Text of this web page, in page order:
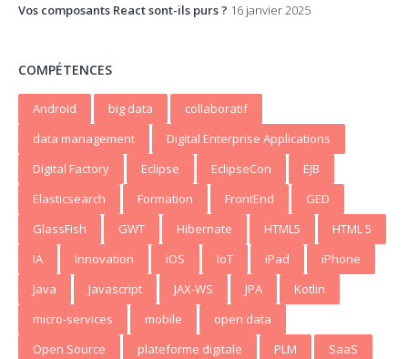
Vos composants React sont-ils purs ? 16 janvier 2025
COMPÉTENCES
Android big data
collaboratif
data management
Digital Enterprise Applications
Digital Factory
Eclipse EclipseCon
EJB
Elasticsearch
Formation FrontEnd
GED
GlassFish
GWT Hibernate HTML5
HTML 5
IA
Innovation iOS IoT iPad
iPhone
Java
Javascript JAX-WS JPA
Kotlin
micro-services
mobile
open data
Open Source
plateforme digitale PLM
SaaS